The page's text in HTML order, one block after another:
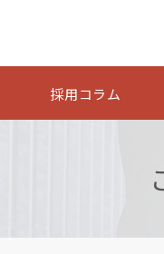
採用コラム